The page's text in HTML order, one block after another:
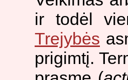
ir todėl
Trejybės
prigimtį.